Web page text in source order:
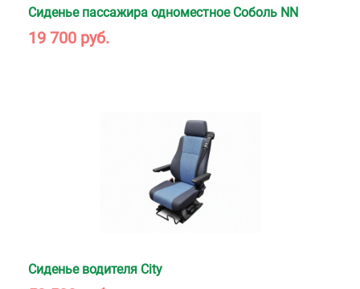
Сиденье пассажира одноместное Соболь NN
19 700 руб.
Сиденье водителя City